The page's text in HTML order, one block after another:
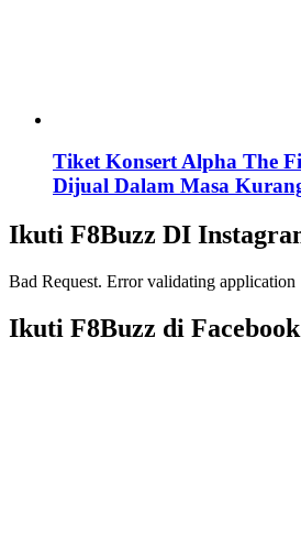
Tiket Konsert Alpha The
Dijual Dalam Masa
Ikuti F8Buzz DI
Bad Request. Error validating application
Ikuti F8Buzz di Facebook